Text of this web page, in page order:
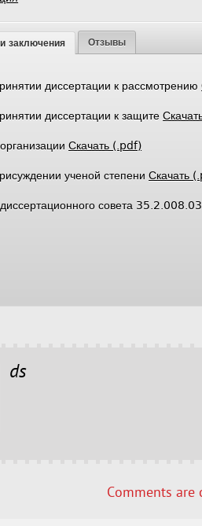
заключения Отзывы
диссертации к рассмотрению
диссертации к защите
Скачать (.pdf)
ученой степениСкачать
совета
ds
Comments are